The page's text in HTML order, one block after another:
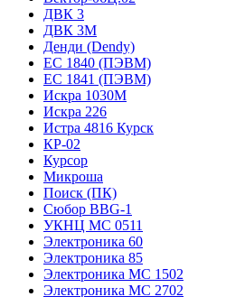
ДВК 3
ДВК 3М
Денди (Dendy)
ЕС 1840 (ПЭВМ)
ЕС 1841 (ПЭВМ)
Искра 1030М
Искра 226
Истра 4816 Курск
КР-02
Курсор
Микроша
Поиск (ПК)
Сюбор BBG-1
УКНЦ МС 0511
Электроника 60
Электроника 85
Электроника МС 1502
Электроника МС 2702